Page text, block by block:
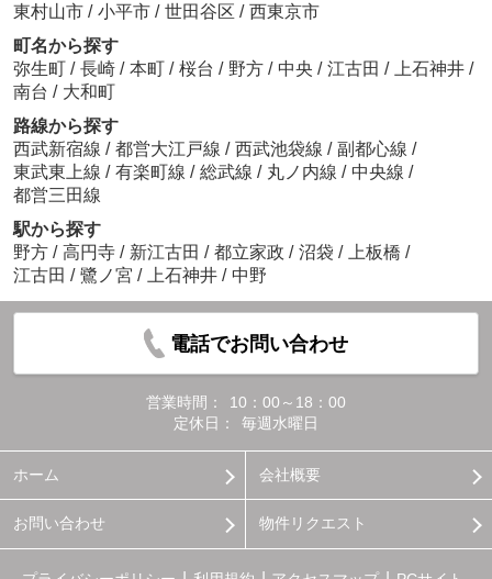
東村山市 / 小平市 / 世田谷区 / 西東京市
町名から探す
弥生町 / 長崎 / 本町 / 桜台 / 野方 / 中央 / 江古田 / 上石神井 /
南台 / 大和町
路線から探す
西武新宿線 / 都営大江戸線 / 西武池袋線 / 副都心線 /
東武東上線 / 有楽町線 / 総武線 / 丸ノ内線 / 中央線 /
都営三田線
駅から探す
野方 / 高円寺 / 新江古田 / 都立家政 / 沼袋 / 上板橋 /
江古田 / 鷺ノ宮 / 上石神井 / 中野
電話でお問い合わせ
営業時間：
10：00～18：00
定休日：
毎週水曜日
ホーム 会社概要
お問い合わせ 物件リクエスト